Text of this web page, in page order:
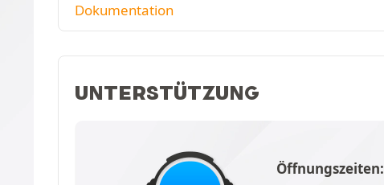
Dokumentation
UNTERSTÜTZUNG
Öffnungszeiten: